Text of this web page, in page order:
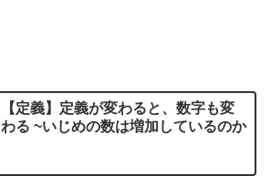
【定義】定義が変わると、数字も変
わる ~いじめの数は増加しているのか